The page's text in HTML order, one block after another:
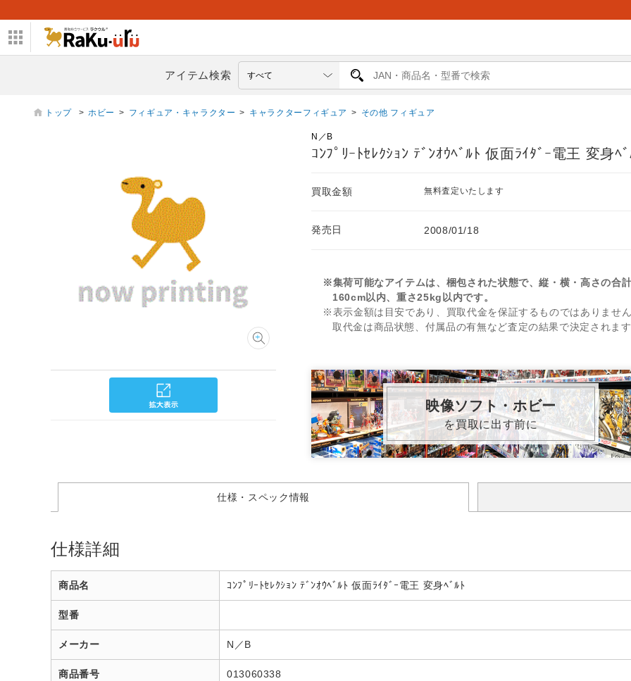
アイテム検索
トップ > ホビー > フィギュア・キャラクター > キャラクターフィギュア > その他 フィギュア
N／B
ｺﾝﾌﾟﾘｰﾄｾﾚｸｼｮﾝ ﾃﾞﾝｵｳﾍﾞﾙﾄ 仮面ﾗｲﾀﾞｰ電王 変身ﾍ
買取金額 無料査定いたします
発売日 2008/01/18
※集荷可能なアイテムは、梱包された状態で、縦・横・高さの合
160cm以内、重さ25kg以内です。
※表示金額は目安であり、買取代金を保証するものではありませ
取代金は商品状態、付属品の有無など査定の結果で決定されま
映像ソフト・ホビー
を買取に出す前に
仕様・スペック情報
仕様詳細
商品名 ｺﾝﾌﾟﾘｰﾄｾﾚｸｼｮﾝ ﾃﾞﾝｵｳﾍﾞﾙﾄ 仮面ﾗｲﾀﾞｰ電王 変身ﾍﾞﾙﾄ
型番
メーカー N／B
商品番号 013060338